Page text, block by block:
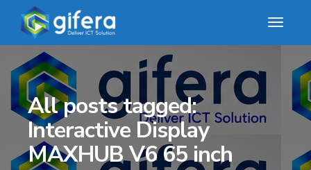
All posts tagged:
Interactive Display
MAXHUB V6 65 inch